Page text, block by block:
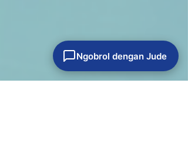
Ngobrol dengan Jude